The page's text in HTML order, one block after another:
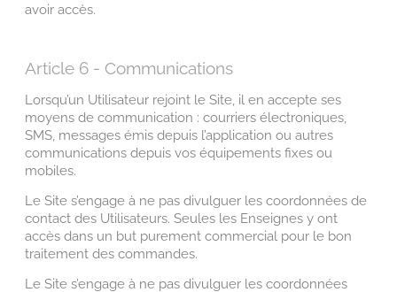
avoir accès.
Article 6 - Communications
Lorsqu’un Utilisateur rejoint le Site, il en accepte ses
moyens de communication : courriers électroniques,
SMS, messages émis depuis l’application ou autres
communications depuis vos équipements fixes ou
mobiles.
Le Site s’engage à ne pas divulguer les coordonnées de
contact des Utilisateurs. Seules les Enseignes y ont
accès dans un but purement commercial pour le bon
traitement des commandes.
Le Site s’engage à ne pas divulguer les coordonnées